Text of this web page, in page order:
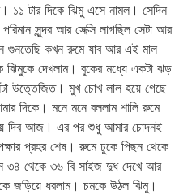
১১ টার দিকে ঝিমু এসে নামল। সেদিন
সুন্দর আর সেক্সি লাগছিল সেটা আর
গুনতেছি কখন রুমে যাব আর এই মাল
দেখলাম। বুকের মধ্যে একটা ঝড়
উত্তেজিত। মুখ চোখ লাল হয়ে গেছে
দিকে। মনে মনে বললাম শালি রুমে
দিব আজ। এর পর শুধু আমার চোদনই
প্রহর শেষ। রুমে ঢুকে পিছন থেকে
৩৪ থেকে ৩৬ বি সাইজ দুধ দেখে আর
জড়িয়ে ধরলাম। চমকে উঠল ঝিমু।